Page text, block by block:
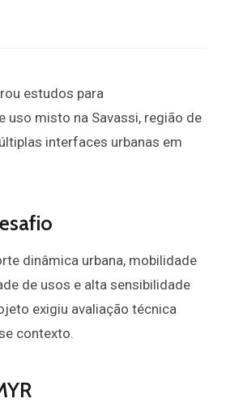
estudos para
uso misto na Savassi, região de
interfaces urbanas em
dinâmica urbana, mobilidade
de usos e alta sensibilidade
exigiu avaliação técnica
contexto.